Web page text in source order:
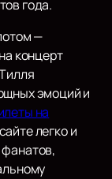
года.
—
концерт
эмоций и
на
легко и